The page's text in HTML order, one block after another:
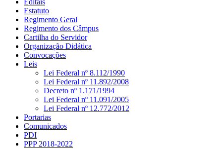
Editais
Estatuto
Regimento Geral
Regimento dos Câmpus
Cartilha do Servidor
Organização Didática
Convocações
Leis
Lei Federal nº 8.112/1990
Lei Federal nº 11.892/2008
Decreto nº 1.171/1994
Lei Federal nº 11.091/2005
Lei Federal nº 12.772/2012
Portarias
Comunicados
PDI
PPP 2018-2022